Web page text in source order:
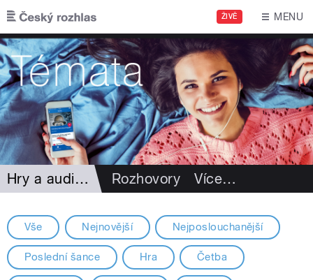
Přejít k hlavnímu obsahu
ŽIVĚ MENU
Hry a audioknihy Rozhovory Více…
Vše Nejnovější Nejposlouchanější
Poslední šance Hra Četba